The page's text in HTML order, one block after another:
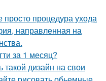
процедура ухода
направленная на
за 1 месяц?
такой дизайн на свои